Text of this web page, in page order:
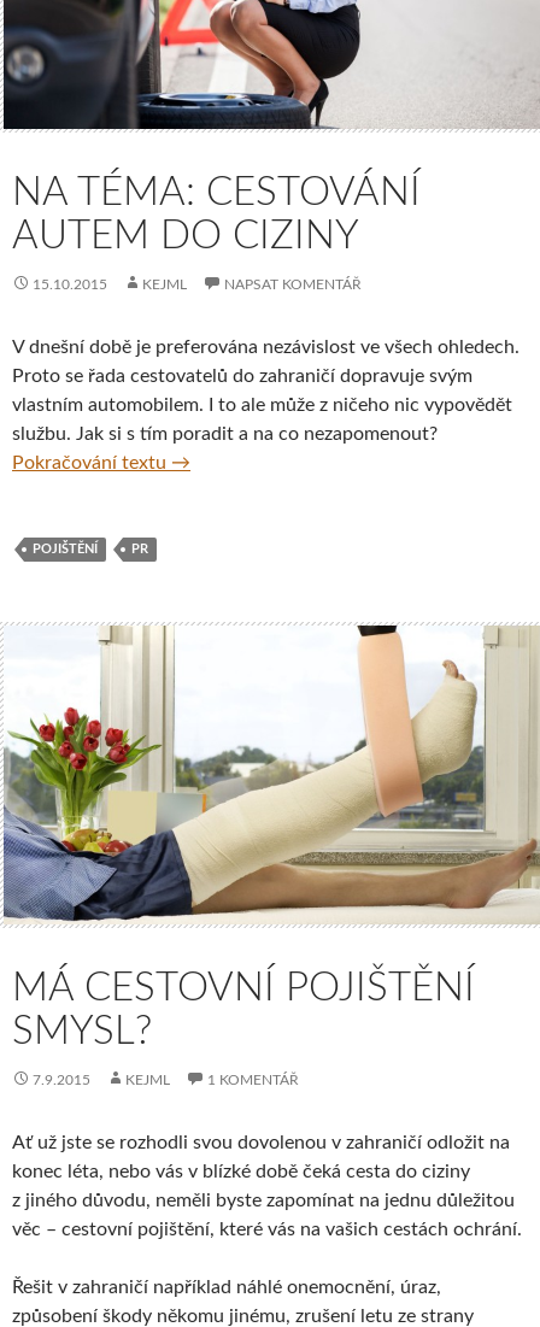
NA TÉMA: CESTOVÁNÍ
AUTEM DO CIZINY
15.10.2015 KEJML NAPSAT KOMENTÁŘ
V dnešní době je preferována nezávislost ve všech ohledech.
Proto se řada cestovatelů do zahraničí dopravuje svým
vlastním automobilem. I to ale může z ničeho nic vypovědět
službu. Jak si s tím poradit a na co nezapomenout?
Pokračování textu Na téma: Cestování autem do ciziny
→
POJIŠTĚNÍ PR
MÁ CESTOVNÍ POJIŠTĚNÍ
SMYSL?
7.9.2015 KEJML 1 KOMENTÁŘ
Ať už jste se rozhodli svou dovolenou v zahraničí odložit na
konec léta, nebo vás v blízké době čeká cesta do ciziny
z jiného důvodu, neměli byste zapomínat na jednu důležitou
věc – cestovní pojištění, které vás na vašich cestách ochrání.
Řešit v zahraničí například náhlé onemocnění, úraz,
způsobení škody někomu jinému, zrušení letu ze strany